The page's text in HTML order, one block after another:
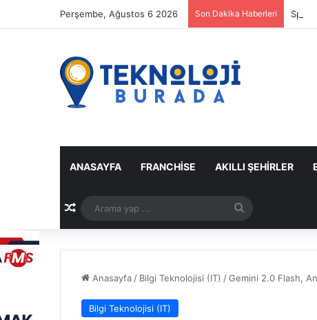
Perşembe, Ağustos 6 2026 Son Dakika Haberleri
ANASAYFA FRANCHISE AKILLI ŞEHIRLER
Rastgele Makale
yap
Anasayfa / Bilgi Teknolojisi (IT) /Gemini 2.0 Flash,
Bilgi Teknolojisi (IT)